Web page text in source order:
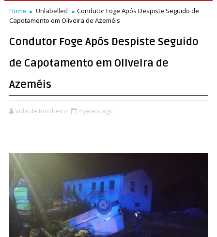
Home Unlabelled
Condutor Foge Após Despiste Seguido de
Capotamento em Oliveira de Azeméis
Condutor Foge Após Despiste Seguido
de Capotamento em Oliveira de
Azeméis
Vida de Bombeiro 4 years ago